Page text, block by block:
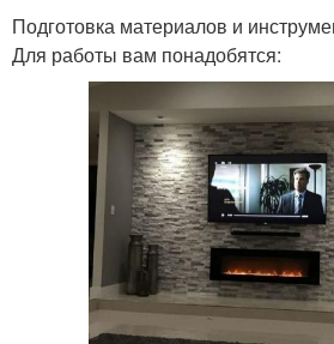
Подготовка материалов и
Для работы вам понадобятся: